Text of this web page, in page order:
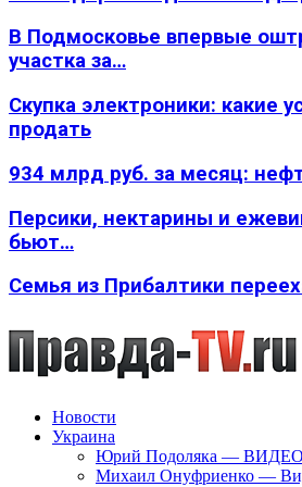
В Подмосковье впервые
участка за…
Скупка электроники: какие
продать
934 млрд руб. за месяц:
Персики, нектарины и
бьют…
Семья из Прибалтики
Новости
Украина
Юрий Подоляка — ВИДЕО
Михаил Онуфриенко —